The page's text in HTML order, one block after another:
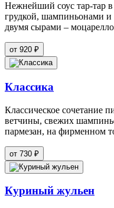
Нежнейший соус тар-тар
грудкой, шампиньонами
двумя сырами –
от 920 ₽
Классика
Классическое сочетание
ветчины, свежих
пармезан, на фирменном
от 730 ₽
Куриный жульен